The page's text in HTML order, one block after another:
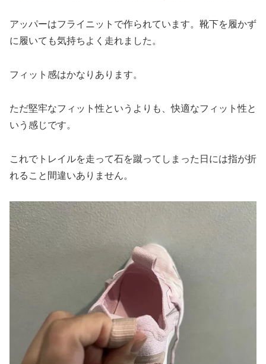
アッパーはフライニットで作られています。靴下を履かず
に履いても気持ちよく走れました。
フィット感はかなりあります。
ただ堅牢なフィット性というよりも、快適なフィット性と
いう感じです。
これでトレイルを走って石を蹴ってしまった日には指が折
れること間違いありません。